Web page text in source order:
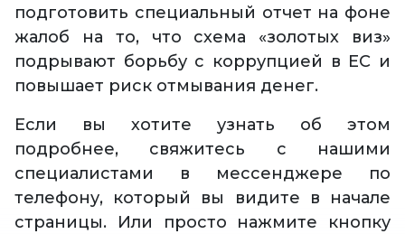
подготовить специальный отчет на фоне
жалоб на то, что схема «золотых виз»
подрывают борьбу с коррупцией в ЕС и
повышает риск отмывания денег.
Если вы хотите узнать об этом
подробнее, свяжитесь с нашими
специалистами в мессенджере по
телефону, который вы видите в начале
страницы. Или просто нажмите кнопку